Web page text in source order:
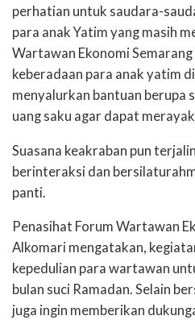
perhatian untuk saudara-
para anak Yatim yang masih
Wartawan Ekonomi
keberadaan para anak yatim
menyalurkan bantuan berupa
uang saku agar dapat
Suasana keakraban pun
berinteraksi dan
panti.
Penasihat Forum Wartawan
Alkomari mengatakan,
kepedulian para wartawan
bulan suci Ramadan. Selain
juga ingin memberikan